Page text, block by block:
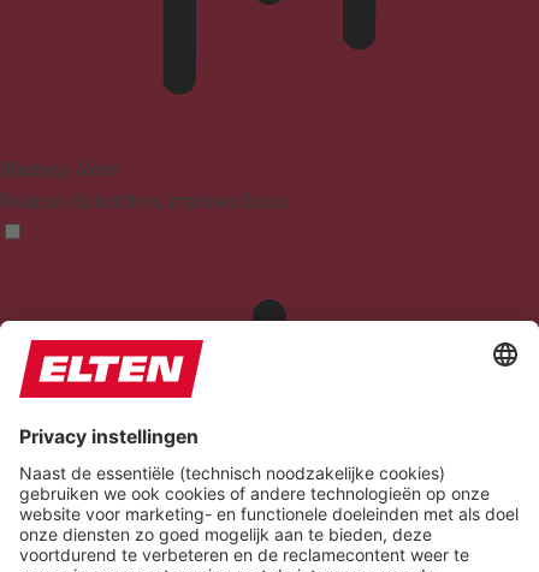
Blindness Mode
Reduces distractions, improves focus